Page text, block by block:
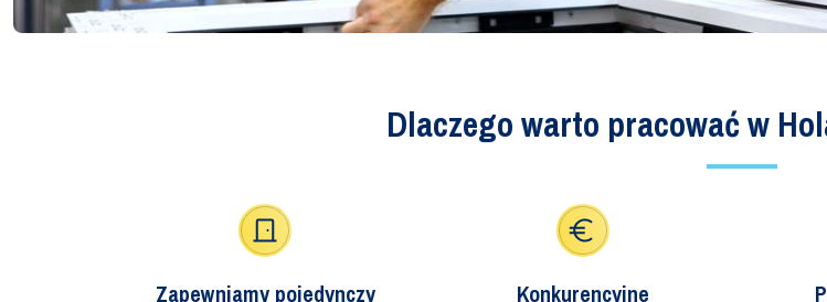
Dlaczego warto pracować w
Zapewniamy pojedynczy
Konkurencyjne